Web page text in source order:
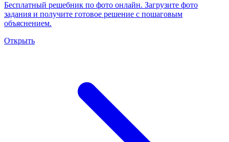
Бесплатный решебник по фото онлайн. Загрузите фото
задания и получите готовое решение с пошаговым
объяснением.
Открыть